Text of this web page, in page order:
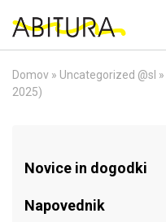
content
Domov » Uncategorized @sl »
2025)
Novice in dogodki
Napovednik